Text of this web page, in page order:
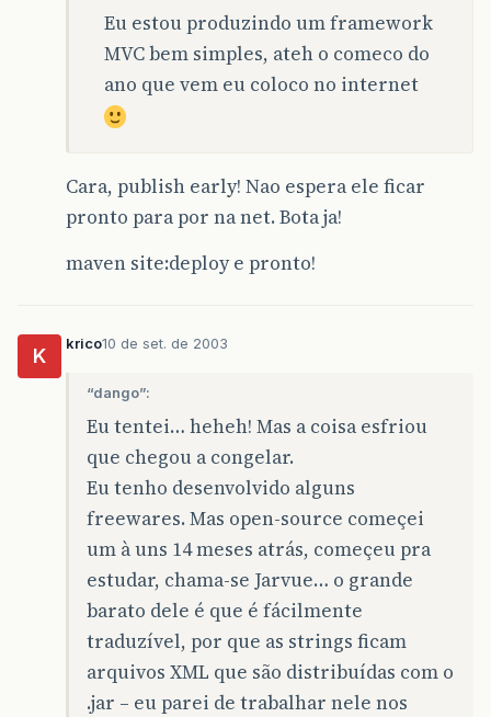
Eu estou produzindo um framework
MVC bem simples, ateh o comeco do
ano que vem eu coloco no internet
Cara, publish early! Nao espera ele ficar
pronto para por na net. Bota ja!
maven site:deploy e pronto!
K
krico10 de set. de 2003
“dango”:
Eu tentei… heheh! Mas a coisa esfriou
que chegou a congelar.
Eu tenho desenvolvido alguns
freewares. Mas open-source começei
um à uns 14 meses atrás, começeu pra
estudar, chama-se Jarvue… o grande
barato dele é que é fácilmente
traduzível, por que as strings ficam
arquivos XML que são distribuídas com o
.jar – eu parei de trabalhar nele nos